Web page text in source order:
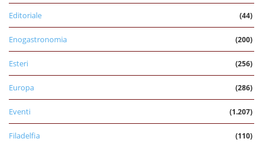
Editoriale (44)
Enogastronomia (200)
Esteri (256)
Europa (286)
Eventi (1.207)
Filadelfia (110)